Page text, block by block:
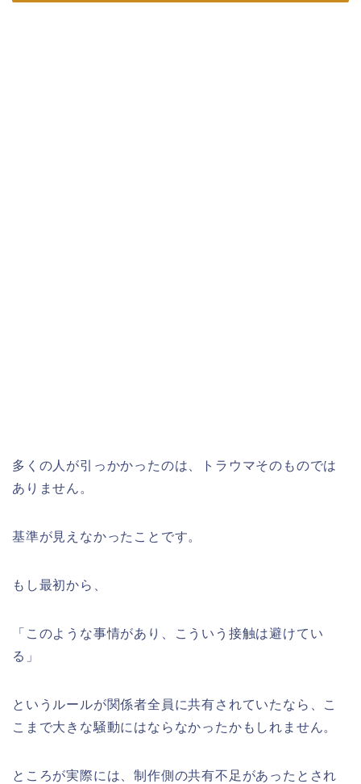
多くの人が引っかかったのは、トラウマそのものでは
ありません。
基準が見えなかったことです。
もし最初から、
「このような事情があり、こういう接触は避けてい
る」
というルールが関係者全員に共有されていたなら、こ
こまで大きな騒動にはならなかったかもしれません。
ところが実際には、制作側の共有不足があったとされ